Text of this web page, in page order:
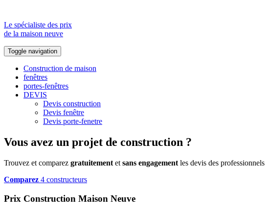
Le spécialiste des prix
de la maison neuve
Toggle navigation
Construction de maison
fenêtres
portes-fenêtres
DEVIS
Devis construction
Devis fenêtre
Devis porte-fenetre
Vous avez un projet de construction ?
Trouvez et comparez gratuitement et sans engagement les devis des professionnels
Comparez 4 constructeurs
Prix Construction Maison Neuve